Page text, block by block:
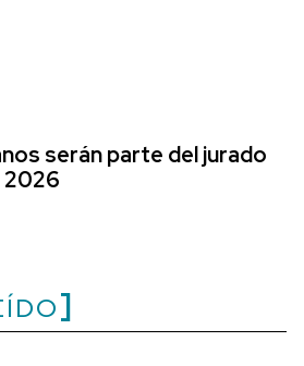
serán parte del jurado
2026